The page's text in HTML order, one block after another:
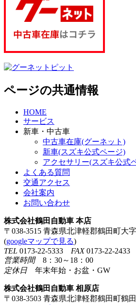
ページの共通情報
HOME
サービス
新車・中古車
中古車在庫(グーネット)
新車(スズキ公式ページ)
アクセサリー(スズキ公式
よくある質問
交通アクセス
会社案内
お問い合わせ
株式会社鶴田自動車 本店
〒038-3515 青森県北津軽郡鶴田町大
(googleマップで見る)
TEL 0173-22-5333 FAX0173-22-2433
営業時間8：30～18：00
定休日 年末年始・お盆・GW
株式会社鶴田自動車 相原店
〒038-3503 青森県北津軽郡鶴田町鶴